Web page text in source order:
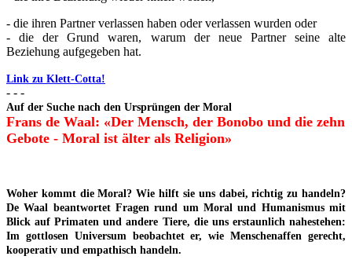
- die ihren Partner verlassen haben oder verlassen wurden oder
- die der Grund waren, warum der neue Partner seine alte
Beziehung aufgegeben hat.
Link zu Klett-Cotta!
- - -
Auf der Suche nach den Ursprüngen der Moral
Frans de Waal: «Der Mensch, der Bonobo und die zehn
Gebote - Moral ist älter als Religion»
Woher kommt die Moral? Wie hilft sie uns dabei, richtig zu handeln?
De Waal beantwortet Fragen rund um Moral und Humanismus mit
Blick auf Primaten und andere Tiere, die uns erstaunlich nahestehen:
Im gottlosen Universum beobachtet er, wie Menschenaffen gerecht,
kooperativ und empathisch handeln.